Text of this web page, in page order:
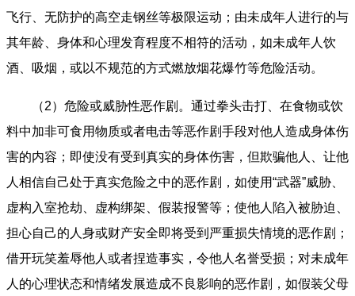
飞行、无防护的高空走钢丝等极限运动；由未成年人进行的与
其年龄、身体和心理发育程度不相符的活动，如未成年人饮
酒、吸烟，或以不规范的方式燃放烟花爆竹等危险活动。
（2）危险或威胁性恶作剧。通过拳头击打、在食物或饮
料中加非可食用物质或者电击等恶作剧手段对他人造成身体伤
害的内容；即使没有受到真实的身体伤害，但欺骗他人、让他
人相信自己处于真实危险之中的恶作剧，如使用“武器”威胁、
虚构入室抢劫、虚构绑架、假装报警等；使他人陷入被胁迫、
担心自己的人身或财产安全即将受到严重损失情境的恶作剧；
借开玩笑羞辱他人或者捏造事实，令他人名誉受损；对未成年
人的心理状态和情绪发展造成不良影响的恶作剧，如假装父母